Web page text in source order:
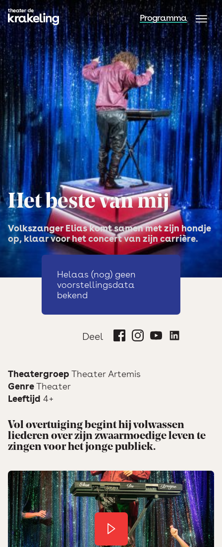
Programma
Het beste van mij
Volkszanger Elias komt samen met zijn hondje
op, klaar voor het concert van zijn carrière.
Helaas (nog) geen
voorstellingsdata
bekend
Deel
Theatergroep Theater Artemis
GenreTheater
Leeftijd 4+
Vol overtuiging begint hij volwassen
liederen over zijn zwaarmoedige leven te
zingen voor het jonge publiek.